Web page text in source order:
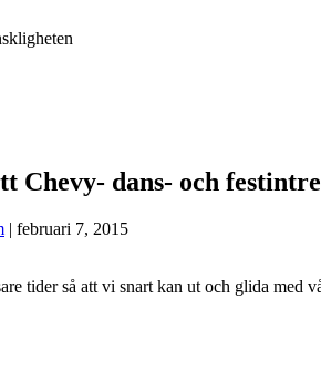
Chevy- dans- och
| februari 7, 2015
tider så att vi snart kan ut och glida med